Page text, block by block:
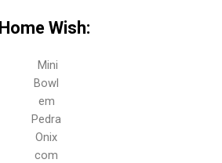
Home Wish:
Mini
Bowl
em
Pedra
Onix
com